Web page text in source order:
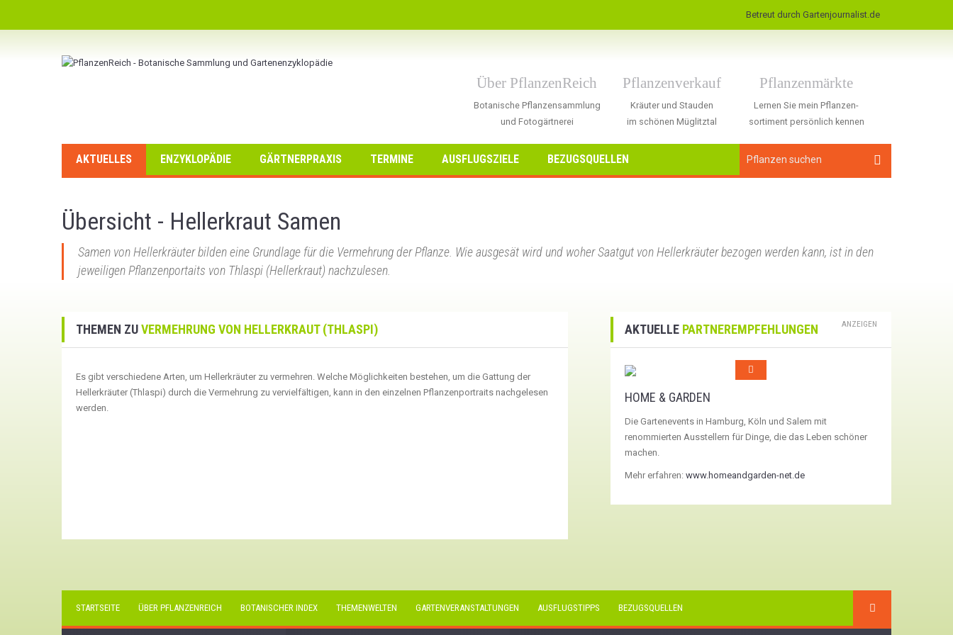
Betreut durch Gartenjournalist.de
Über PflanzenReich
Botanische Pflanzensammlung
und Fotogärtnerei
Pflanzenverkauf
Kräuter und Stauden
im schönen Müglitztal
Pflanzenmärkte
Lernen Sie mein Pflanzen-
sortiment persönlich kennen
AKTUELLES ENZYKLOPÄDIE GÄRTNERPRAXIS TERMINE AUSFLUGSZIELE BEZUGSQUELLEN
Übersicht - Hellerkraut Samen
Samen von Hellerkräuter bilden eine Grundlage für die Vermehrung der Pflanze. Wie ausgesät wird und woher Saatgut von Hellerkräuter bezogen werden kann, ist in den
jeweiligen Pflanzenportaits von Thlaspi (Hellerkraut) nachzulesen.
THEMEN ZUVERMEHRUNG VON HELLERKRAUT (THLASPI)
Es gibt verschiedene Arten, um Hellerkräuter zu vermehren. Welche Möglichkeiten bestehen, um die Gattung der
Hellerkräuter (Thlaspi) durch die Vermehrung zu vervielfältigen, kann in den einzelnen Pflanzenportraits nachgelesen
werden.
AKTUELLE PARTNEREMPFEHLUNGEN ANZEIGEN
HOME & GARDEN
Die Gartenevents in Hamburg, Köln und Salem mit
renommierten Ausstellern für Dinge, die das Leben schöner
machen.
Mehr erfahren: www.homeandgarden-net.de
STARTSEITE ÜBER PFLANZENREICH BOTANISCHER INDEX THEMENWELTEN GARTENVERANSTALTUNGEN AUSFLUGSTIPPS BEZUGSQUELLEN